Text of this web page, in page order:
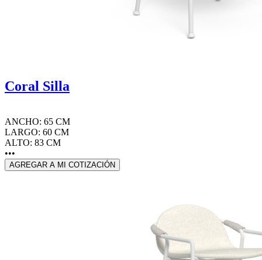
Coral Silla
ANCHO: 65 CM
LARGO: 60 CM
ALTO: 83 CM
•••
AGREGAR A MI COTIZACIÓN